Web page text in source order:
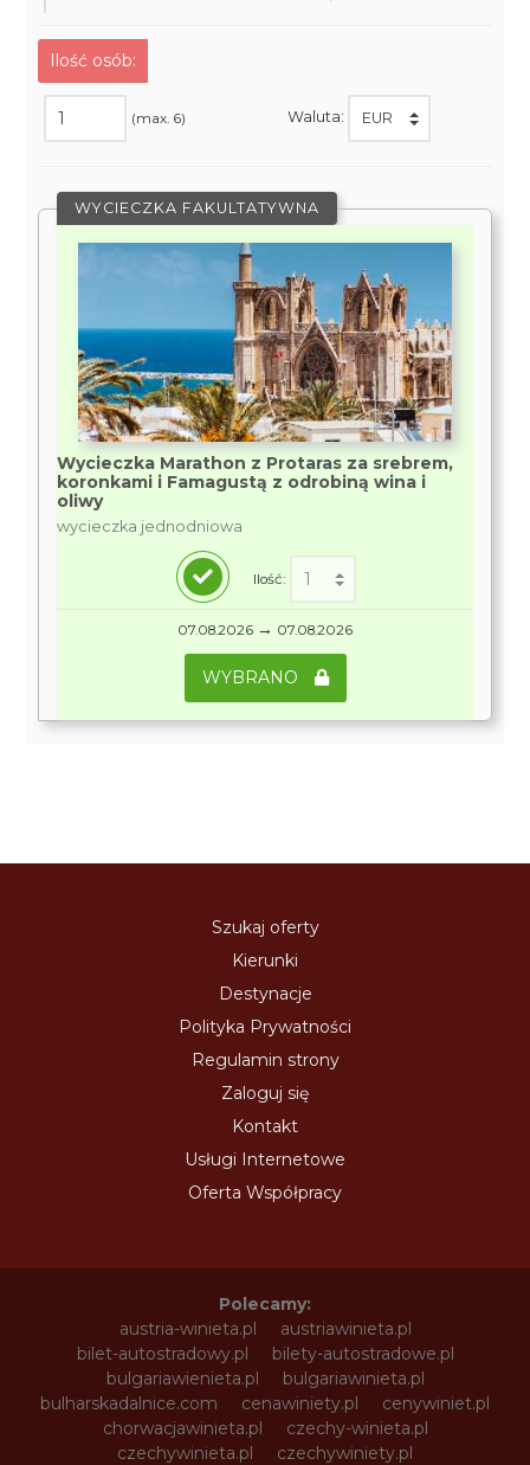
Ilość osób:
(max. 6) Waluta:
WYCIECZKA FAKULTATYWNA
Wycieczka Marathon z Protaras za srebrem,
koronkami i Famagustą z odrobiną wina i
oliwy
wycieczka jednodniowa
Ilość:
07.08.2026 → 07.08.2026
WYBRANO
Szukaj oferty
Kierunki
Destynacje
Polityka Prywatności
Regulamin strony
Zaloguj się
Kontakt
Usługi Internetowe
Oferta Współpracy
Polecamy:
austria-winieta.pl
austriawinieta.pl
bilet-autostradowy.pl
bilety-autostradowe.pl
bulgariawienieta.pl
bulgariawinieta.pl
bulharskadalnice.com
cenawiniety.pl
cenywiniet.pl
chorwacjawinieta.pl
czechy-winieta.pl
czechywinieta.pl
czechywiniety.pl